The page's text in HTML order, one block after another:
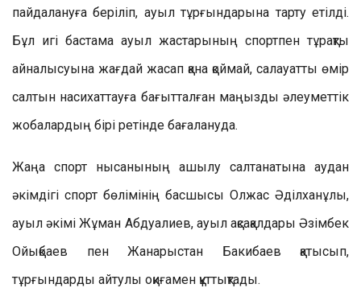
пайдалануға беріліп, ауыл тұрғындарына тарту етілді.
Бұл игі бастама ауыл жастарының спортпен тұрақты
айналысуына жағдай жасап қана қоймай, салауатты өмір
салтын насихаттауға бағытталған маңызды әлеуметтік
жобалардың бірі ретінде бағалануда.
Жаңа спорт нысанының ашылу салтанатына аудан
әкімдігі спорт бөлімінің басшысы Олжас Әділханұлы,
ауыл әкімі Жұман Абдуалиев, ауыл ақсақалдары Әзімбек
Ойықбаев пен Жанарыстан Бакибаев қатысып,
тұрғындарды айтулы оқиғамен құттықтады.